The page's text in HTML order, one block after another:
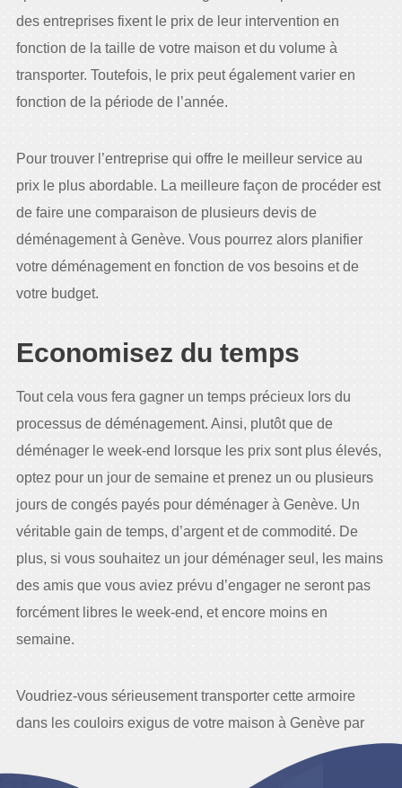
des entreprises fixent le prix de leur intervention en
fonction de la taille de votre maison et du volume à
transporter. Toutefois, le prix peut également varier en
fonction de la période de l’année.
Pour trouver l’entreprise qui offre le meilleur service au
prix le plus abordable. La meilleure façon de procéder est
de faire une comparaison de plusieurs devis de
déménagement à Genève. Vous pourrez alors planifier
votre déménagement en fonction de vos besoins et de
votre budget.
Economisez du temps
Tout cela vous fera gagner un temps précieux lors du
processus de déménagement. Ainsi, plutôt que de
déménager le week-end lorsque les prix sont plus élevés,
optez pour un jour de semaine et prenez un ou plusieurs
jours de congés payés pour déménager à Genève. Un
véritable gain de temps, d’argent et de commodité. De
plus, si vous souhaitez un jour déménager seul, les mains
des amis que vous aviez prévu d’engager ne seront pas
forcément libres le week-end, et encore moins en
semaine.
Voudriez-vous sérieusement transporter cette armoire
dans les couloirs exigus de votre maison à Genève par